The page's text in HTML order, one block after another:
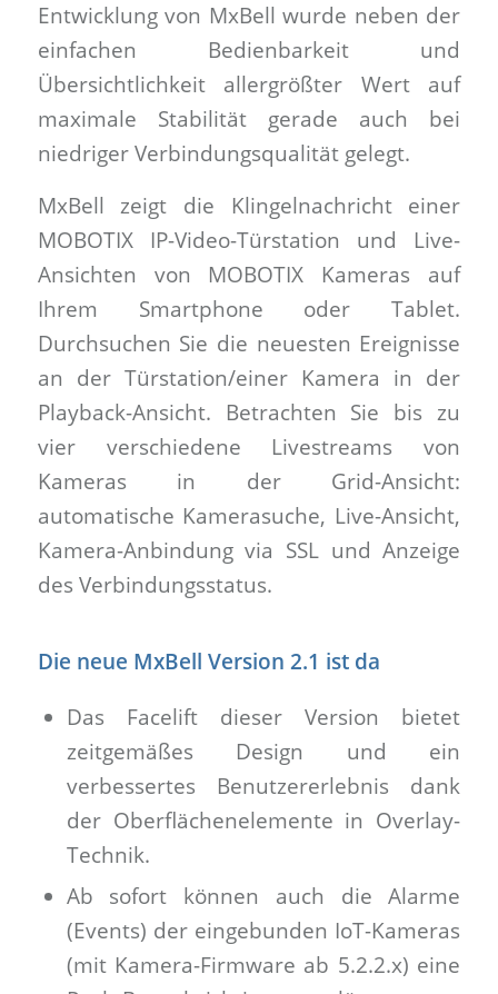
Entwicklung von MxBell wurde neben der
einfachen Bedienbarkeit und
Übersichtlichkeit allergrößter Wert auf
maximale Stabilität gerade auch bei
niedriger Verbindungsqualität gelegt.
MxBell zeigt die Klingelnachricht einer
MOBOTIX IP-Video-Türstation und Live-
Ansichten von MOBOTIX Kameras auf
Ihrem Smartphone oder Tablet.
Durchsuchen Sie die neuesten Ereignisse
an der Türstation/einer Kamera in der
Playback-Ansicht. Betrachten Sie bis zu
vier verschiedene Livestreams von
Kameras in der Grid-Ansicht:
automatische Kamerasuche, Live-Ansicht,
Kamera-Anbindung via SSL und Anzeige
des Verbindungsstatus.
Die neue MxBell Version 2.1 ist da
Das Facelift dieser Version bietet
zeitgemäßes Design und ein
verbessertes Benutzererlebnis dank
der Oberflächenelemente in Overlay-
Technik.
Ab sofort können auch die Alarme
(Events) der eingebunden IoT-Kameras
(mit Kamera-Firmware ab 5.2.2.x) eine